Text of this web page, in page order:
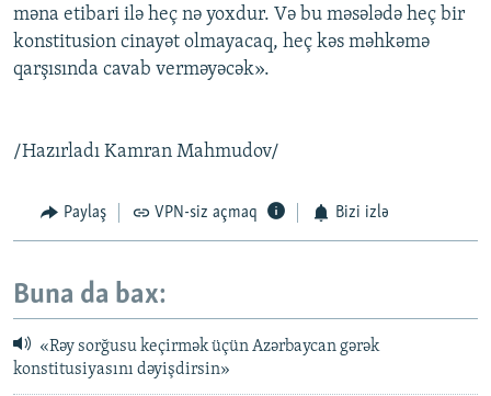
məna etibari ilə heç nə yoxdur. Və bu məsələdə heç bir
konstitusion cinayət olmayacaq, heç kəs məhkəmə
qarşısında cavab verməyəcək».
/Hazırladı Kamran Mahmudov/
Paylaş VPN-siz açmaq Bizi izlə
Buna da bax:
«Rəy sorğusu keçirmək üçün Azərbaycan gərək
konstitusiyasını dəyişdirsin»